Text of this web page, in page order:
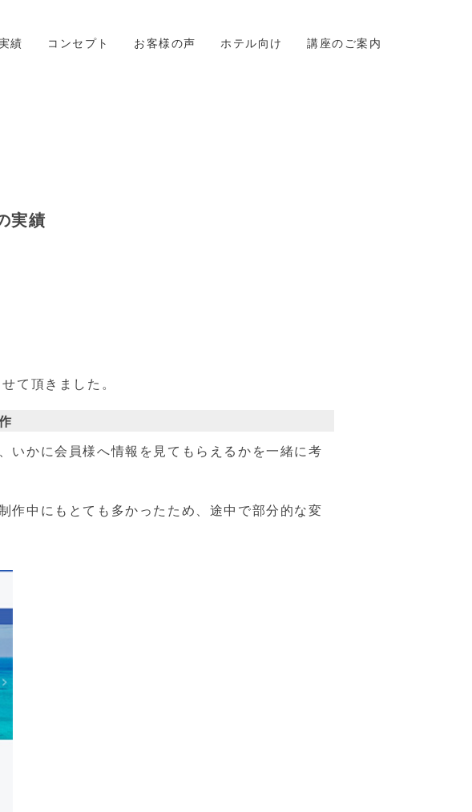
績 コンセプト お客様の声 ホテル向け
講座のご案内
実績
て頂きました。
いかに会員様へ情報を見てもらえるかを一緒に考
作中にもとても多かったため、途中で部分的な変